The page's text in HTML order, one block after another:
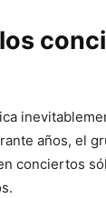
años, el
conciertos